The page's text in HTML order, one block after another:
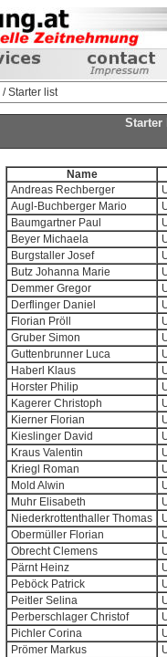
/ Starter list
Starter
Name
Andreas Rechberger
Augl-Buchberger Mario
Baumgartner Paul
Beyer Michaela
Burgstaller Josef
Butz Johanna Marie
Demmer Gregor
Derflinger Daniel
Florian Pröll
Gruber Simon
Guttenbrunner Luca
Haberl Klaus
Horster Philip
Kagerer Christoph
Kierner Florian
Kieslinger David
Kraus Valentin
Kriegl Roman
Mold Alwin
Muhr Elisabeth
Niederkrottenthaller Thomas
Obermüller Florian
Obrecht Clemens
Pärnt Heinz
Peböck Patrick
Peitler Selina
Perberschlager Christof
Pichler Corina
Prömer Markus